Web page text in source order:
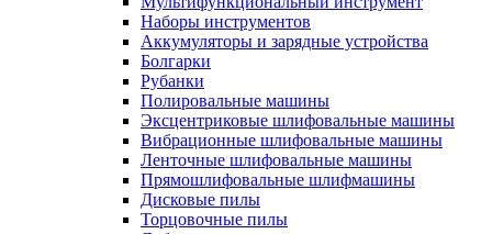
Наборы инструментов
Аккумуляторы и зарядные устройства
Болгарки
Рубанки
Полировальные машины
Эксцентриковые шлифовальные машины
Вибрационные шлифовальные машины
Ленточные шлифовальные машины
Прямошлифовальные шлифмашины
Дисковые пилы
Торцовочные пилы